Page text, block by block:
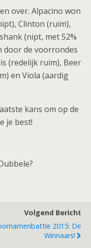
over. Alpacino won
Clinton (ruim),
(nipt, met 52%
door de voorrondes
(redelijk ruim), Beer
en Viola (aardig
kans om op de
je best!
Volgend Bericht
2015: De
Winnaars!